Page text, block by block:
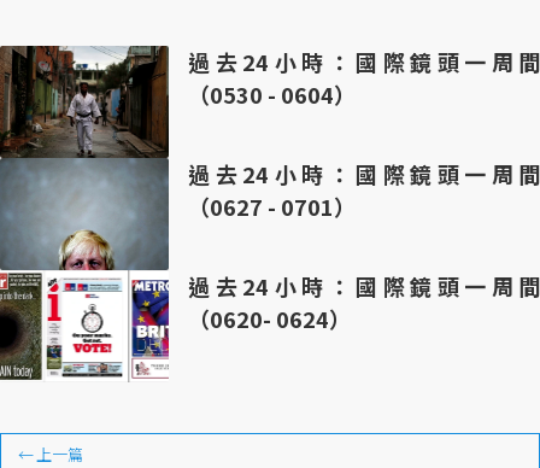
過去24小時：國際鏡頭一周間
（0530 - 0604）
過去24小時：國際鏡頭一周間
（0627 - 0701）
過去24小時：國際鏡頭一周間
（0620- 0624）
←上一篇